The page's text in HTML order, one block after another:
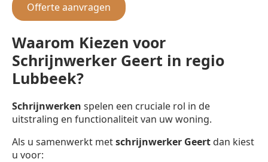
Offerte aanvragen
Waarom Kiezen voor
Schrijnwerker Geert in regio
Lubbeek?
Schrijnwerken spelen een cruciale rol in de
uitstraling en functionaliteit van uw woning.
Als u samenwerkt metschrijnwerker Geert dan kiest
u voor: